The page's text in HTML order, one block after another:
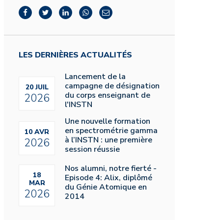
LES DERNIÈRES ACTUALITÉS
20 JUIL
2026
Lancement de la
campagne de désignation
du corps enseignant de
l'INSTN
10 AVR
2026
Une nouvelle formation
en spectrométrie gamma
à l’INSTN : une première
session réussie
18
MAR
2026
Nos alumni, notre fierté -
Episode 4: Alix, diplômé
du Génie Atomique en
2014